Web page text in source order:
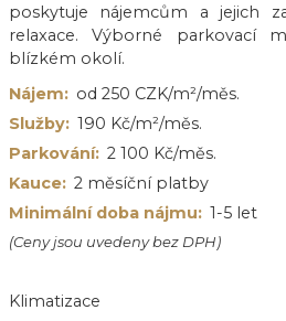
poskytuje nájemcům a jejich
relaxace. Výborné parkovací
blízkém okolí.
Nájem: od 250 CZK/m²/měs.
Služby: 190 Kč/m²/měs.
Parkování: 2 100 Kč/měs.
Kauce: 2 měsíční platby
Minimální doba nájmu: 1-5 let
(Ceny jsou uvedeny bez DPH)
Klimatizace